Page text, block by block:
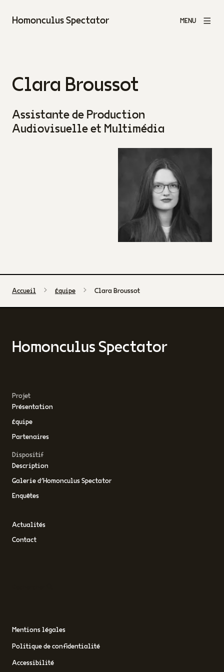
Homonculus Spectator MENU
Clara Broussot
Assistante de Production
Audiovisuelle et Multimédia
Accueil Équipe Clara Broussot
Homonculus Spectator
Projet
Présentation
Équipe
Partenaires
Dispositif
Description
Galerie d’Homonculus Spectator
Enquêtes
Actualités
Contact
Mentions légales
Politique de confidentialité
Accessibilité